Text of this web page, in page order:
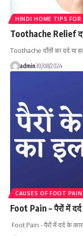
HINDI HOME TIPS FOR
Toothache Relief
Toothache दाँतों का दर्द या
admin30/08/2024
CAUSES OF FOOT PAIN
Foot Pain – पैरों में
Foot Pain - पैरों में दर्द के